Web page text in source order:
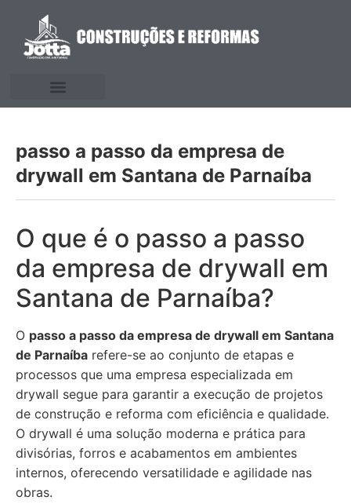
passo a passo da empresa de
drywall em Santana de Parnaíba
O que é o passo a passo
da empresa de drywall em
Santana de Parnaíba?
O passo a passo da empresa de drywall em Santana
de Parnaíba refere-se ao conjunto de etapas e
processos que uma empresa especializada em
drywall segue para garantir a execução de projetos
de construção e reforma com eficiência e qualidade.
O drywall é uma solução moderna e prática para
divisórias, forros e acabamentos em ambientes
internos, oferecendo versatilidade e agilidade nas
obras.